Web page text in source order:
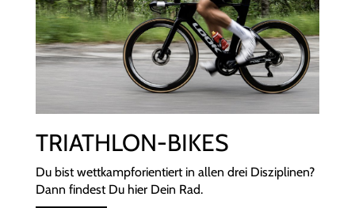
TRIATHLON-BIKES
Du bist wettkampforientiert in allen drei Disziplinen?
Dann findest Du hier Dein Rad.